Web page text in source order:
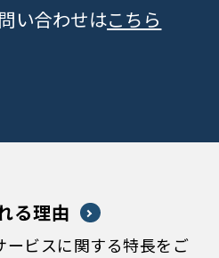
い合わせはこちら
る理由
ービスに関する特長をご